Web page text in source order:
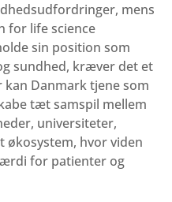
mens
for life science
sin position som
sundhed, kræver det et
Danmark tjene som
tæt samspil mellem
universiteter,
økosystem, hvor viden
for patienter og